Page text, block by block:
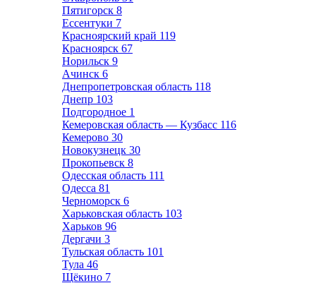
Пятигорск 8
Ессентуки 7
Красноярский край 119
Красноярск 67
Норильск 9
Ачинск 6
Днепропетровская область 118
Днепр 103
Подгородное 1
Кемеровская область — Кузбасс 116
Кемерово 30
Новокузнецк 30
Прокопьевск 8
Одесская область 111
Одесса 81
Черноморск 6
Харьковская область 103
Харьков 96
Дергачи 3
Тульская область 101
Тула 46
Щёкино 7